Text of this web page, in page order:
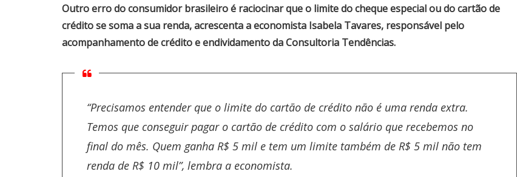
Outro erro do consumidor brasileiro é raciocinar que o limite do cheque especial ou do cartão de
crédito se soma a sua renda, acrescenta a economista Isabela Tavares, responsável pelo
acompanhamento de crédito e endividamento da Consultoria Tendências.
“Precisamos entender que o limite do cartão de crédito não é uma renda extra.
Temos que conseguir pagar o cartão de crédito com o salário que recebemos no
final do mês. Quem ganha R$ 5 mil e tem um limite também de R$ 5 mil não tem
renda de R$ 10 mil”, lembra a economista.